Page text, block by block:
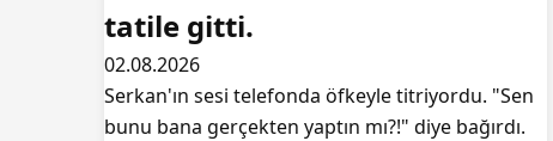
tatile gitti.
02.08.2026
Serkan'ın sesi telefonda öfkeyle titriyordu. "Sen
bunu bana gerçekten yaptın mı?!" diye bağırdı.